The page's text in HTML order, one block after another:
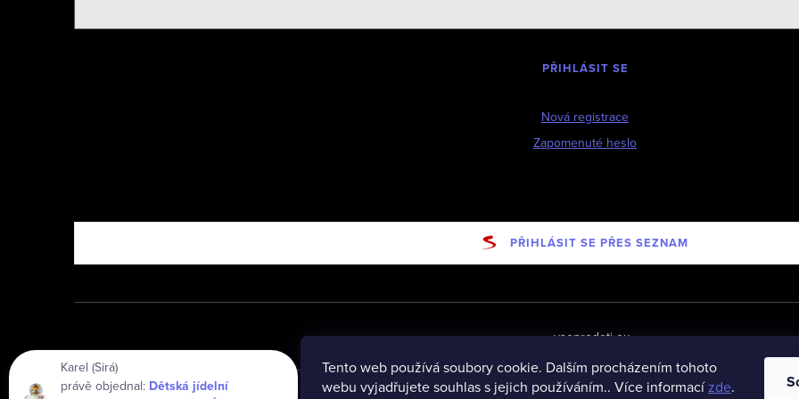
Tento web používá soubory cookie. Dalším procházením tohoto
webu vyjadřujete souhlas s jejich používáním.. Více informacízde.
PŘIHLÁSIT SE
Nová registrace
Zapomenuté heslo
PŘIHLÁSIT SE PŘES SEZNAM
vseprodeti-eu
Karel (Sirá)
právě objednal: Dětská jídelní